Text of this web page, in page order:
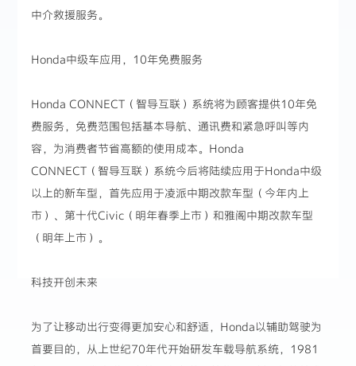
中介救援服务。
Honda中级车应用，10年免费服务
Honda CONNECT（智导互联）系统将为顾客提供10年免
费服务，免费范围包括基本导航、通讯费和紧急呼叫等内
容，为消费者节省高额的使用成本。Honda
CONNECT（智导互联）系统今后将陆续应用于Honda中级
以上的新车型，首先应用于凌派中期改款车型（今年内上
市）、第十代Civic（明年春季上市）和雅阁中期改款车型
（明年上市）。
科技开创未来
为了让移动出行变得更加安心和舒适，Honda以辅助驾驶为
首要目的，从上世纪70年代开始研发车载导航系统，1981